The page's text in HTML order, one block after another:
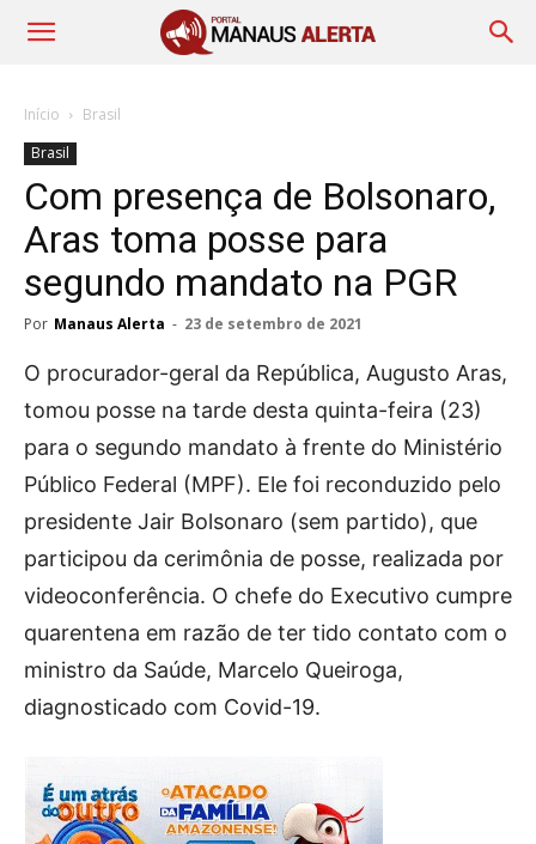
Início
Brasil
Brasil
Com presença de Bolsonaro,
Aras toma posse para
segundo mandato na PGR
Por Manaus Alerta - 23 de setembro de 2021
O procurador-geral da República, Augusto Aras,
tomou posse na tarde desta quinta-feira (23)
para o segundo mandato à frente do Ministério
Público Federal (MPF). Ele foi reconduzido pelo
presidente Jair Bolsonaro (sem partido), que
participou da cerimônia de posse, realizada por
videoconferência. O chefe do Executivo cumpre
quarentena em razão de ter tido contato com o
ministro da Saúde, Marcelo Queiroga,
diagnosticado com Covid-19.